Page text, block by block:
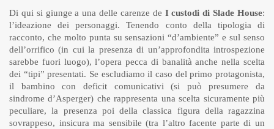
Di qui si giunge a una delle carenze de I custodi di Slade House:
l’ideazione dei personaggi. Tenendo conto della tipologia di
racconto, che molto punta su sensazioni “d’ambiente” e sul senso
dell’orrifico (in cui la presenza di un’approfondita introspezione
sarebbe fuori luogo), l’opera pecca di banalità anche nella scelta
dei “tipi” presentati. Se escludiamo il caso del primo protagonista,
il bambino con deficit comunicativi (si può presumere da
sindrome d’Asperger) che rappresenta una scelta sicuramente più
peculiare, la presenza poi della classica figura della ragazzina
sovrappeso, insicura ma sensibile (tra l’altro facente parte di un